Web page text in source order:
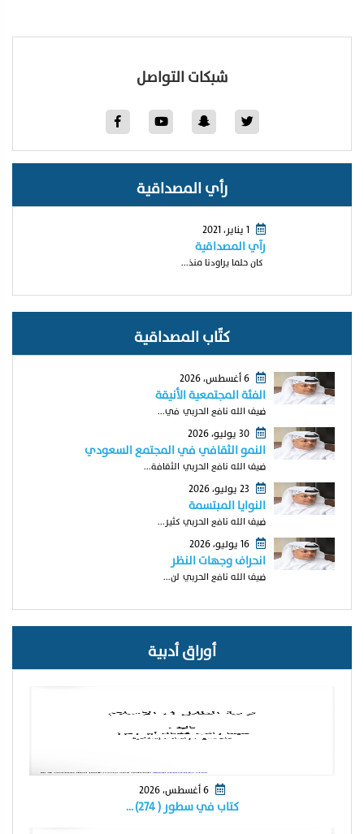
شبكات التواصل
رأي المصداقية
1 يناير، 2021
رآي المصداقية
كان حلما يراودنا منذ...
كتّاب المصداقية
6 أغسطس، 2026
الفئة المجتمعية الأنيقة
ضيف الله نافع الحربي في...
30 يوليو، 2026
النمو الثقافي في المجتمع السعودي
ضيف الله نافع الحربي الثقافة...
النوايا المبتسمة
ضيف الله نافع الحربي كثير...
16 يوليو، 2026
انحراف وجهات النظر
ضيف الله نافع الحربي لن...
أوراق أدبية
كتاب في سطور ( ٢٧٤) …